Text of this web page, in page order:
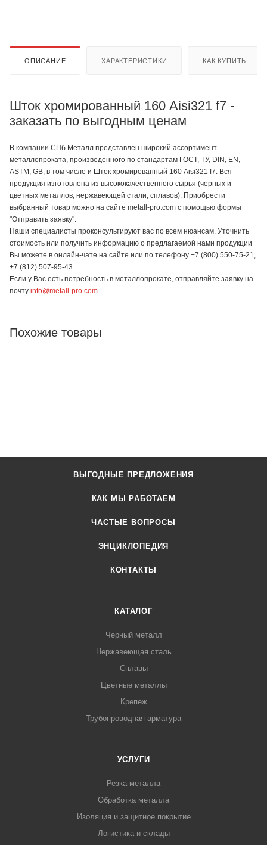
ОПИСАНИЕ ХАРАКТЕРИСТИКИ КАК КУПИТЬ
Шток хромированный 160 Aisi321 f7 -
заказать по выгодным ценам
В компании СПб Металл представлен широкий ассортимент
металлопроката, произведенного по стандартам ГОСТ, ТУ, DIN, EN,
ASTM, GB, в том числе и Шток хромированный 160 Aisi321 f7. Вся
продукция изготовлена из высококачественного сырья (черных и
цветных металлов, нержавеющей стали, сплавов). Приобрести
выбранный товар можно на сайте metall-pro.com с помощью формы
"Отправить заявку".
Наши специалисты проконсультируют вас по всем нюансам. Уточнить
стоимость или получить информацию о предлагаемой нами продукции
Вы можете в онлайн-чате на сайте или по телефону +7 (800) 550-75-21,
+7 (812) 507-95-43.
Если у Вас есть потребность в металлопрокате, отправляйте заявку на
почту info@metall-pro.com
Похожие товары
ВЫГОДНЫЕ ПРЕДЛОЖЕНИЯ
КАК МЫ РАБОТАЕМ
ЧАСТЫЕ ВОПРОСЫ
ЭНЦИКЛОПЕДИЯ
КОНТАКТЫ
КАТАЛОГ
Черный металл
Нержавеющая сталь
Сплавы
Цветные металлы
Крепеж
Трубопроводная арматура
УСЛУГИ
Резка металла
Обработка металла
Изоляция и защитное покрытие
Логистика и склады